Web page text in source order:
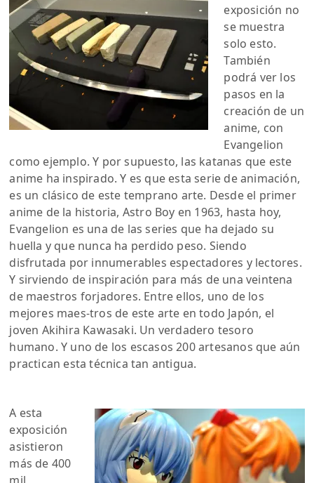
exposición no
se muestra
solo esto.
También
podrá ver los
pasos en la
creación de un
anime, con
Evangelion
como ejemplo. Y por supuesto, las katanas que este
anime ha inspirado. Y es que esta serie de animación,
es un clásico de este temprano arte. Desde el primer
anime de la historia, Astro Boy en 1963, hasta hoy,
Evangelion es una de las series que ha dejado su
huella y que nunca ha perdido peso. Siendo
disfrutada por innumerables espectadores y lectores.
Y sirviendo de inspiración para más de una veintena
de maestros forjadores. Entre ellos, uno de los
mejores maes-tros de este arte en todo Japón, el
joven Akihira Kawasaki. Un verdadero tesoro
humano. Y uno de los escasos 200 artesanos que aún
practican esta técnica tan antigua.
A esta
exposición
asistieron
más de 400